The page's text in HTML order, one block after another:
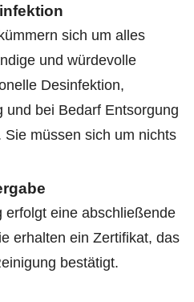
sich um alles
und würdevolle
Desinfektion,
und bei Bedarf Entsorgung
müssen sich um nichts
erfolgt eine abschließende
erhalten ein Zertifikat, das
bestätigt.